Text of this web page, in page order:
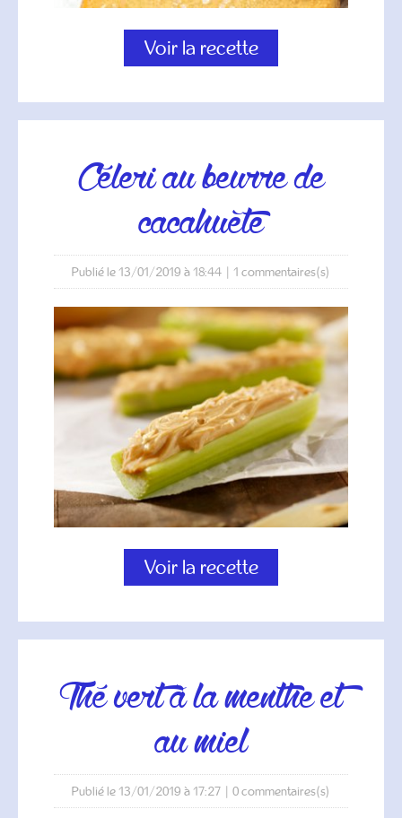
Voir la recette
céleri au beurre de
cacahuète
Publié le 13/01/2019 à 18:44 1 commentaires(s)
Voir la recette
thé vert à la menthe et
au miel
Publié le 13/01/2019 à 17:27 0commentaires(s)